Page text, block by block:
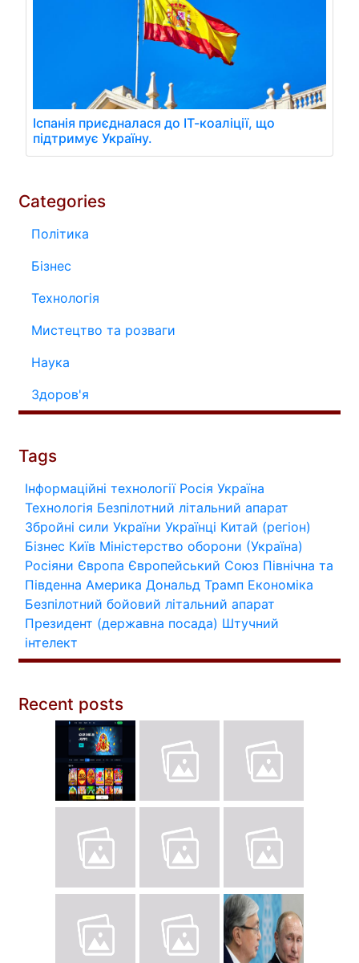
Іспанія приєдналася до ІТ-коаліції, що
підтримує Україну.
Categories
Політика
Бізнес
Технологія
Мистецтво та розваги
Наука
Здоров'я
Tags
Інформаційні технології Росія Україна
Технологія Безпілотний літальний апарат
Збройні сили України Українці Китай (регіон)
Бізнес Київ Міністерство оборони (Україна)
Росіяни Європа Європейський Союз Північна та
Південна Америка Дональд Трамп Економіка
Безпілотний бойовий літальний апарат
Президент (державна посада) Штучний
інтелект
Recent posts